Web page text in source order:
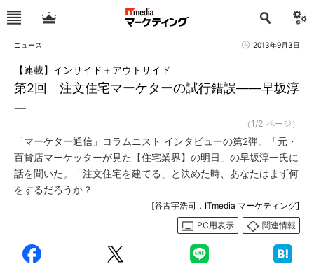
ニュース 2013年9月3日
第2回 注文住宅マーケターの試行錯誤――早坂淳
一
【連載】インサイド＋アウトサイド
（1/2 ページ）
「マーケター通信」コラムニスト インタビューの第2弾。「元・
百貨店マーケッターが見た【住宅業界】の明日」の早坂淳一氏に
話を聞いた。「注文住宅を建てる」と決めた時、あなたはまず何
をするだろうか？
[谷古宇浩司，ITmedia マーケティング]
PC用表示
関連情報